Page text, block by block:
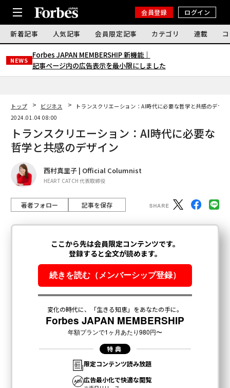
会員登録 ログイン
新着記事 人気記事 会員限定記事 カテゴリ 連載
NEWS
Forbes JAPAN MEMBERSHIP 新機能｜
記事ページ内の広告表示を最小限にしました
トップ ビジネス
トランスクリエーション：AI時代に必要な哲学と共感のデザイ
2024.01.04 08:00
トランスクリエーション：AI時代に必要な
哲学と共感のデザイン
西村真里子 | Official Columnist
HEART CATCH 代表取締役
著者フォロー 記事を保存